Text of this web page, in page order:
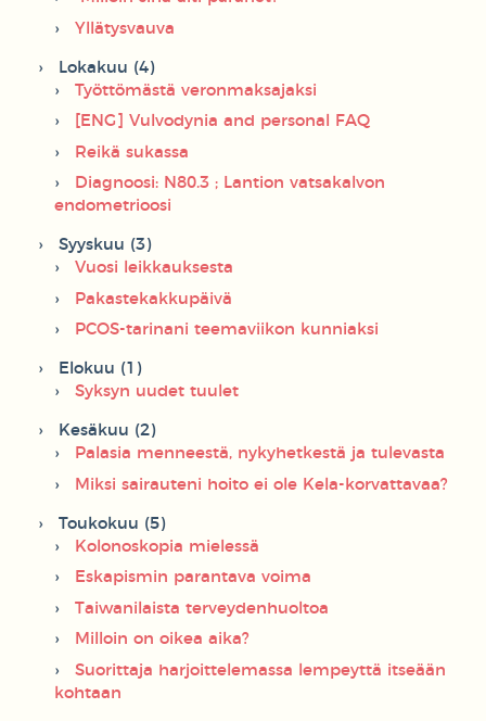
Yllätysvauva
Lokakuu (4)
Työttömästä veronmaksajaksi
[ENG] Vulvodynia and personal FAQ
Reikä sukassa
Diagnoosi: N80.3 ; Lantion vatsakalvon
endometrioosi
Syyskuu (3)
Vuosi leikkauksesta
Pakastekakkupäivä
PCOS-tarinani teemaviikon kunniaksi
Elokuu (1)
Syksyn uudet tuulet
Kesäkuu (2)
Palasia menneestä, nykyhetkestä ja tulevasta
Miksi sairauteni hoito ei ole Kela-korvattavaa?
Toukokuu (5)
Kolonoskopia mielessä
Eskapismin parantava voima
Taiwanilaista terveydenhuoltoa
Milloin on oikea aika?
Suorittaja harjoittelemassa lempeyttä itseään
kohtaan